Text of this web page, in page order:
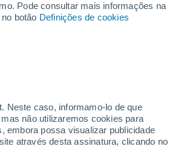
Pode consultar mais informações na
botão Definições de cookies
Neste caso, informamo-lo de que
não utilizaremos cookies para
embora possa visualizar publicidade
através desta assinatura, clicando no
33°
25°